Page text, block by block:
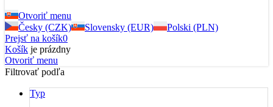
Otvoriť menu
Česky (CZK)
Slovensky (EUR)
Polski (PLN)
Prejsť na košík0
Košík je prázdny
Otvoriť menu
Filtrovať podľa
Typ